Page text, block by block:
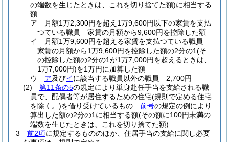
の端数を生じたときは、これを切り捨てた額)に相当する
額
ア
月額1万2,300円を超え1万9,600円以下の家賃を支払
つている職員 家賃の月額から9,600円を控除した額
イ
月額1万9,600円を超える家賃を支払つている職員
家賃の月額から1万9,600円を控除した額の2分の1(そ
の控除した額の2分の1が1万7,000円を超えるときは、
1万7,000円)を1万円に加算した額
ウ
ア及びイに該当する職員以外の職員 2,700円
(2)
第11条の5の規定により単身赴任手当を支給される職
員で、配偶者等が居住するための住宅(規則で定める住宅
を除く。)を借り受けているもの 前号の規定の例により
算出した額の2分の1に相当する額(その額に100円未満の
端数を生じたときは、これを切り捨てた額)
3
前2項に規定するもののほか、住居手当の支給に関し必要